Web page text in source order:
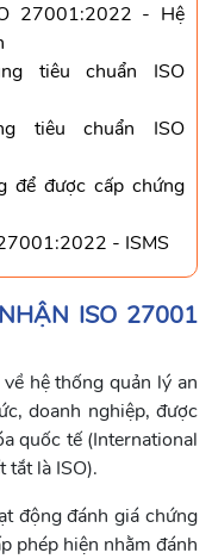
27001:2022 - Hệ
tiêu chuẩn ISO
tiêu chuẩn ISO
để được cấp chứng
- ISMS
ISO 27001
hệ thống quản lý an
doanh nghiệp, được
quốc tế (International
tắt là ISO).
động đánh giá chứng
phép hiện nhằm đánh